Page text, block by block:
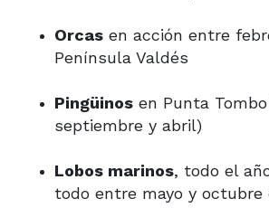
Orcas en acción entre
Península Valdés
Pingüinos en Punta
septiembre y abril)
Lobos marinos, todo el
todo entre mayo y octubre